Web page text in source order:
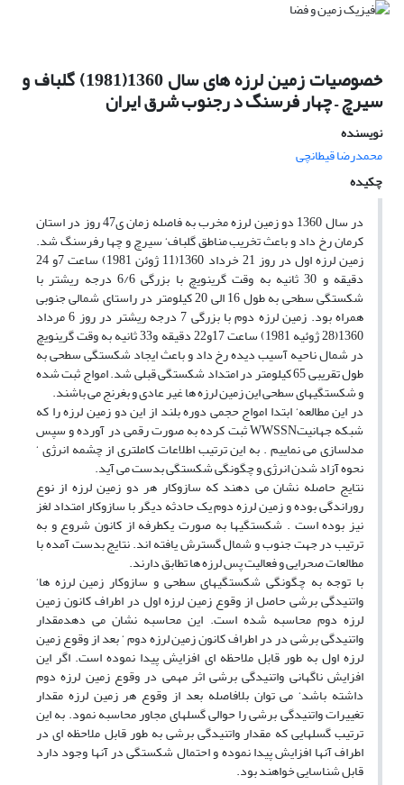
خصوصیات زمین لرزه های سال 1360(1981) گلباف و
سیرچ – چهار فرسنگ د رجنوب شرق ایران
نویسنده
محمدرضا قیطانچی
چکیده
در سال 1360 دو زمین لرزه مخرب به فاصله زمان ی47 روز در استان
کرمان رخ داد و باعث تخریب مناطق گلباف‘ سیرچ و چها رفرسنگ شد.
زمین لرزه اول در روز 21 خرداد 1360(11 ژوئن 1981) ساعت 7و 24
دقیقه و 30 ثانیه به وقت گرینویچ با بزرگی 6/6 درجه ریشتر با
شکستگی سطحی به طول 16 الی 20 کیلومتر در راستای شمالی جنوبی
همراه بود. زمین لرزه دوم با بزرگی 7 درجه ریشتر در روز 6 مرداد
1360(28 ژوئیه 1981) ساعت 17و22 دقیقه و33 ثانیه به وقت گرینویچ
در شمال ناحیه آسیب دیده رخ داد و باعث ایجاد شکستگی سطحی به
طول تقریبی 65 کیلومتر در امتداد شکستگی قبلی شد. امواج ثبت شده
و شکستگیهای سطحی این زمین لرزه ها غیر عادی و بغرنج می باشند.
در این مطالعه‘ ابتدا امواج حجمی دوره بلند از این دو زمین لرزه را که
شبکه جهانیتWWSSN ثبت کرده به صورت رقمی در آورده و سپس
مدلسازی می نماییم . به این ترتیب اطلاعات کاملتری از چشمه انرژی ‘
نحوه آزاد شدن انرژی و چگونگی شکستگی بدست می آید.
نتایج حاصله نشان می دهند که سازوکار هر دو زمین لرزه از نوع
روراندگی بوده و زمین لرزه دوم یک حادثه دیگر با سازوکار امتداد لغز
نیز بوده است . شکستگیها به صورت یکطرفه از کانون شروع و به
ترتیب در جهت جنوب و شمال گسترش یافته اند. نتایج بدست آمده با
مطالعات صحرایی و فعالیت پس لرزه ها تطابق دارند.
با توجه به چگونگی شکستگیهای سطحی و سازوکار زمین لرزه ها‘
واتنیدگی برشی حاصل از وقوع زمین لرزه اول در اطراف کانون زمین
لرزه دوم محاسبه شده است. این محاسبه نشان می دهدمقدار
واتنیدگی برشی در در اطراف کانون زمین لرزه دوم ‘ بعد از وقوع زمین
لرزه اول به طور قابل ملاحظه ای افزایش پیدا نموده است. اگر این
افزایش ناگهانی واتنیدگی برشی اثر مهمی در وقوع زمین لرزه دوم
داشته باشد‘ می توان بلافاصله بعد از وقوع هر زمین لرزه مقدار
تغییرات واتنیدگی برشی را حوالی گسلهای مجاور محاسبه نمود. به این
ترتیب گسلهایی که مقدار واتنیدگی برشی به طور قابل ملاحظه ای در
اطراف آنها افزایش پیدا نموده و احتمال شکستگی در آنها وجود دارد
قابل شناسایی خواهند بود.